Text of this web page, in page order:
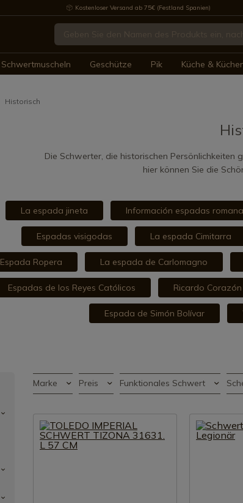
Kostenloser Versand ab 75€ (Festland Spanien)
Schwertmuscheln Geschütze Pik Küche &
Historisch
Die Schwerter, die historischen Persönlichkeiten
hier können Sie die
La espada jineta Información espadas
Espadas visigodas La espada Cimitarra
Espada Ropera La espada de Carlomagno
Espadas de los Reyes Católicos Ricardo
Espada de Simón Bolívar
Marke Preis Funktionales Schwert